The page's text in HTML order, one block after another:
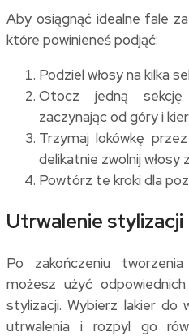
Aby osiągnąć idealne fale
które powinieneś podjąć:
Podziel włosy na kilka
Otocz jedną sekcję
zaczynając od góry i
Trzymaj lokówkę
delikatnie zwolnij włosy
Powtórz te kroki dla
Utrwalenie stylizacji
Po zakończeniu
możesz użyć
stylizacji. Wybierz lakier do
utrwalenia i rozpyl go